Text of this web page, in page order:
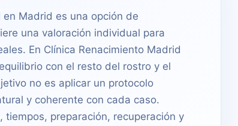
Madrid es una opción de
una valoración individual para
En Clínica Renacimiento Madrid
con el resto del rostro y el
no es aplicar un protocolo
y coherente con cada caso.
preparación, recuperación y